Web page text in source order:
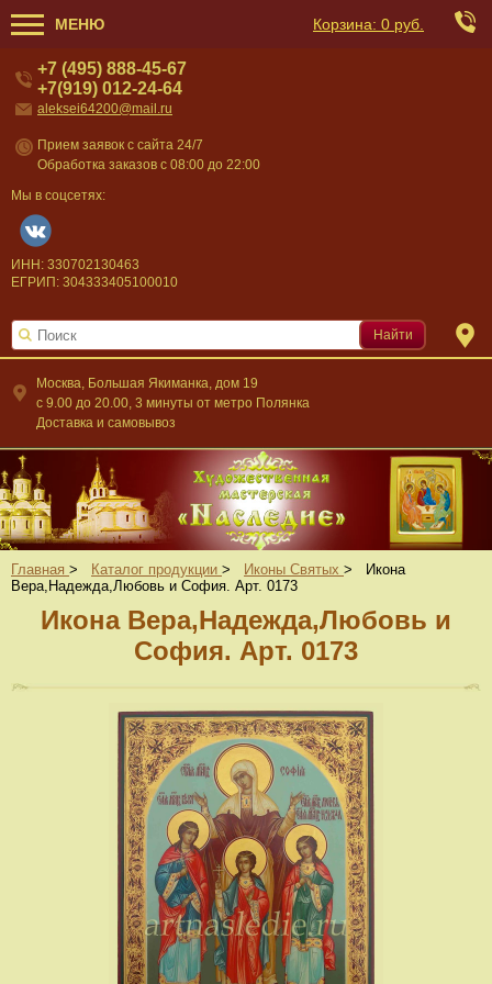
МЕНЮ Корзина: 0 руб.
Москва, Большая Якиманка, дом 19
c 9.00 до 20.00, 3 минуты от метро Полянка
Доставка и самовывоз
+7 (495) 888-45-67
+7(919) 012-24-64
aleksei64200@mail.ru
Прием заявок с сайта 24/7
Обработка заказов с 08:00 до 22:00
Мы в соцсетях:
ИНН: 330702130463
ЕГРИП: 304333405100010
Найти
Главная > Каталог продукции > Иконы Святых >
Икона
Вера,Надежда,Любовь и София. Арт. 0173
Икона Вера,Надежда,Любовь и
София. Арт. 0173